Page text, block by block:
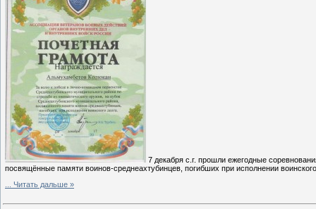
7 декабря с.г. прошли ежегодные
посвящённые памяти воинов-среднеахтубинцев, погибших при исполнении
Читать дальше »